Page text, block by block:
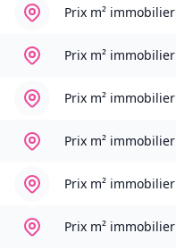
Prix m² immobilier
Prix m² immobilier
Prix m² immobilier
Prix m² immobilier
Prix m² immobilier
Prix m² immobilier